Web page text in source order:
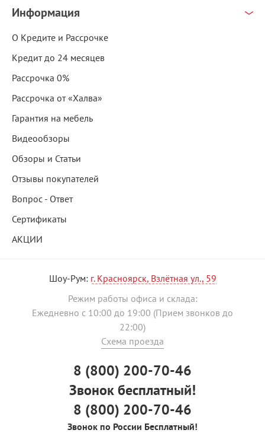
Информация
О Кредите и Рассрочке
Кредит до 24 месяцев
Рассрочка 0%
Рассрочка от «Халва»
Гарантия на мебель
Видеообзоры
Обзоры и Статьи
Отзывы покупателей
Вопрос - Ответ
Сертификаты
АКЦИИ
Шоу-Рум: г. Красноярск, Взлётная ул., 59
Режим работы офиса и склада:
Ежедневно с 10:00 до 19:00 (Прием звонков до
22:00)
Схема проезда
8 (800) 200-70-46
Звонок бесплатный!
8 (800) 200-70-46
Звонок по России Бесплатный!